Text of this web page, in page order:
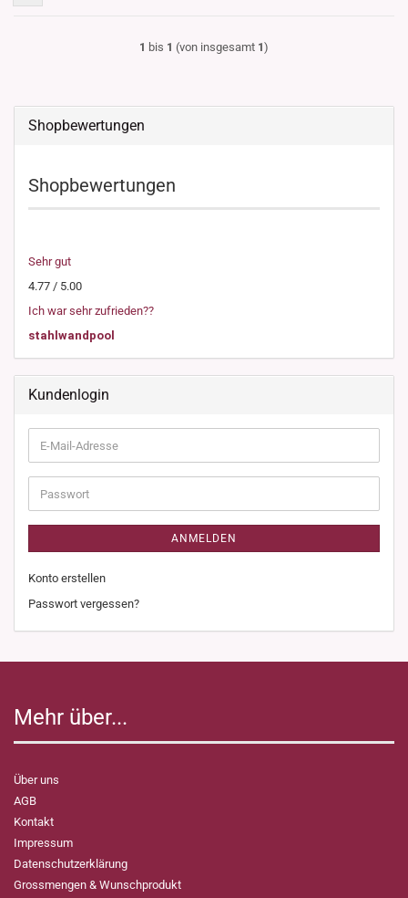
1 bis 1 (von insgesamt 1)
Shopbewertungen
Shopbewertungen
Sehr gut
4.77 / 5.00
Ich war sehr zufrieden??
stahlwandpool
Kundenlogin
E-
Mail-
Adresse
Passwort
ANMELDEN
Konto erstellen
Passwort vergessen?
Mehr über...
Über uns
AGB
Kontakt
Impressum
Datenschutzerklärung
Grossmengen & Wunschprodukt